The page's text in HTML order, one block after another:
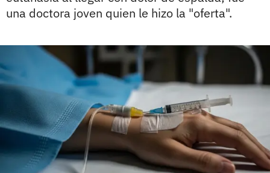
una doctora joven quien le hizo la "oferta".